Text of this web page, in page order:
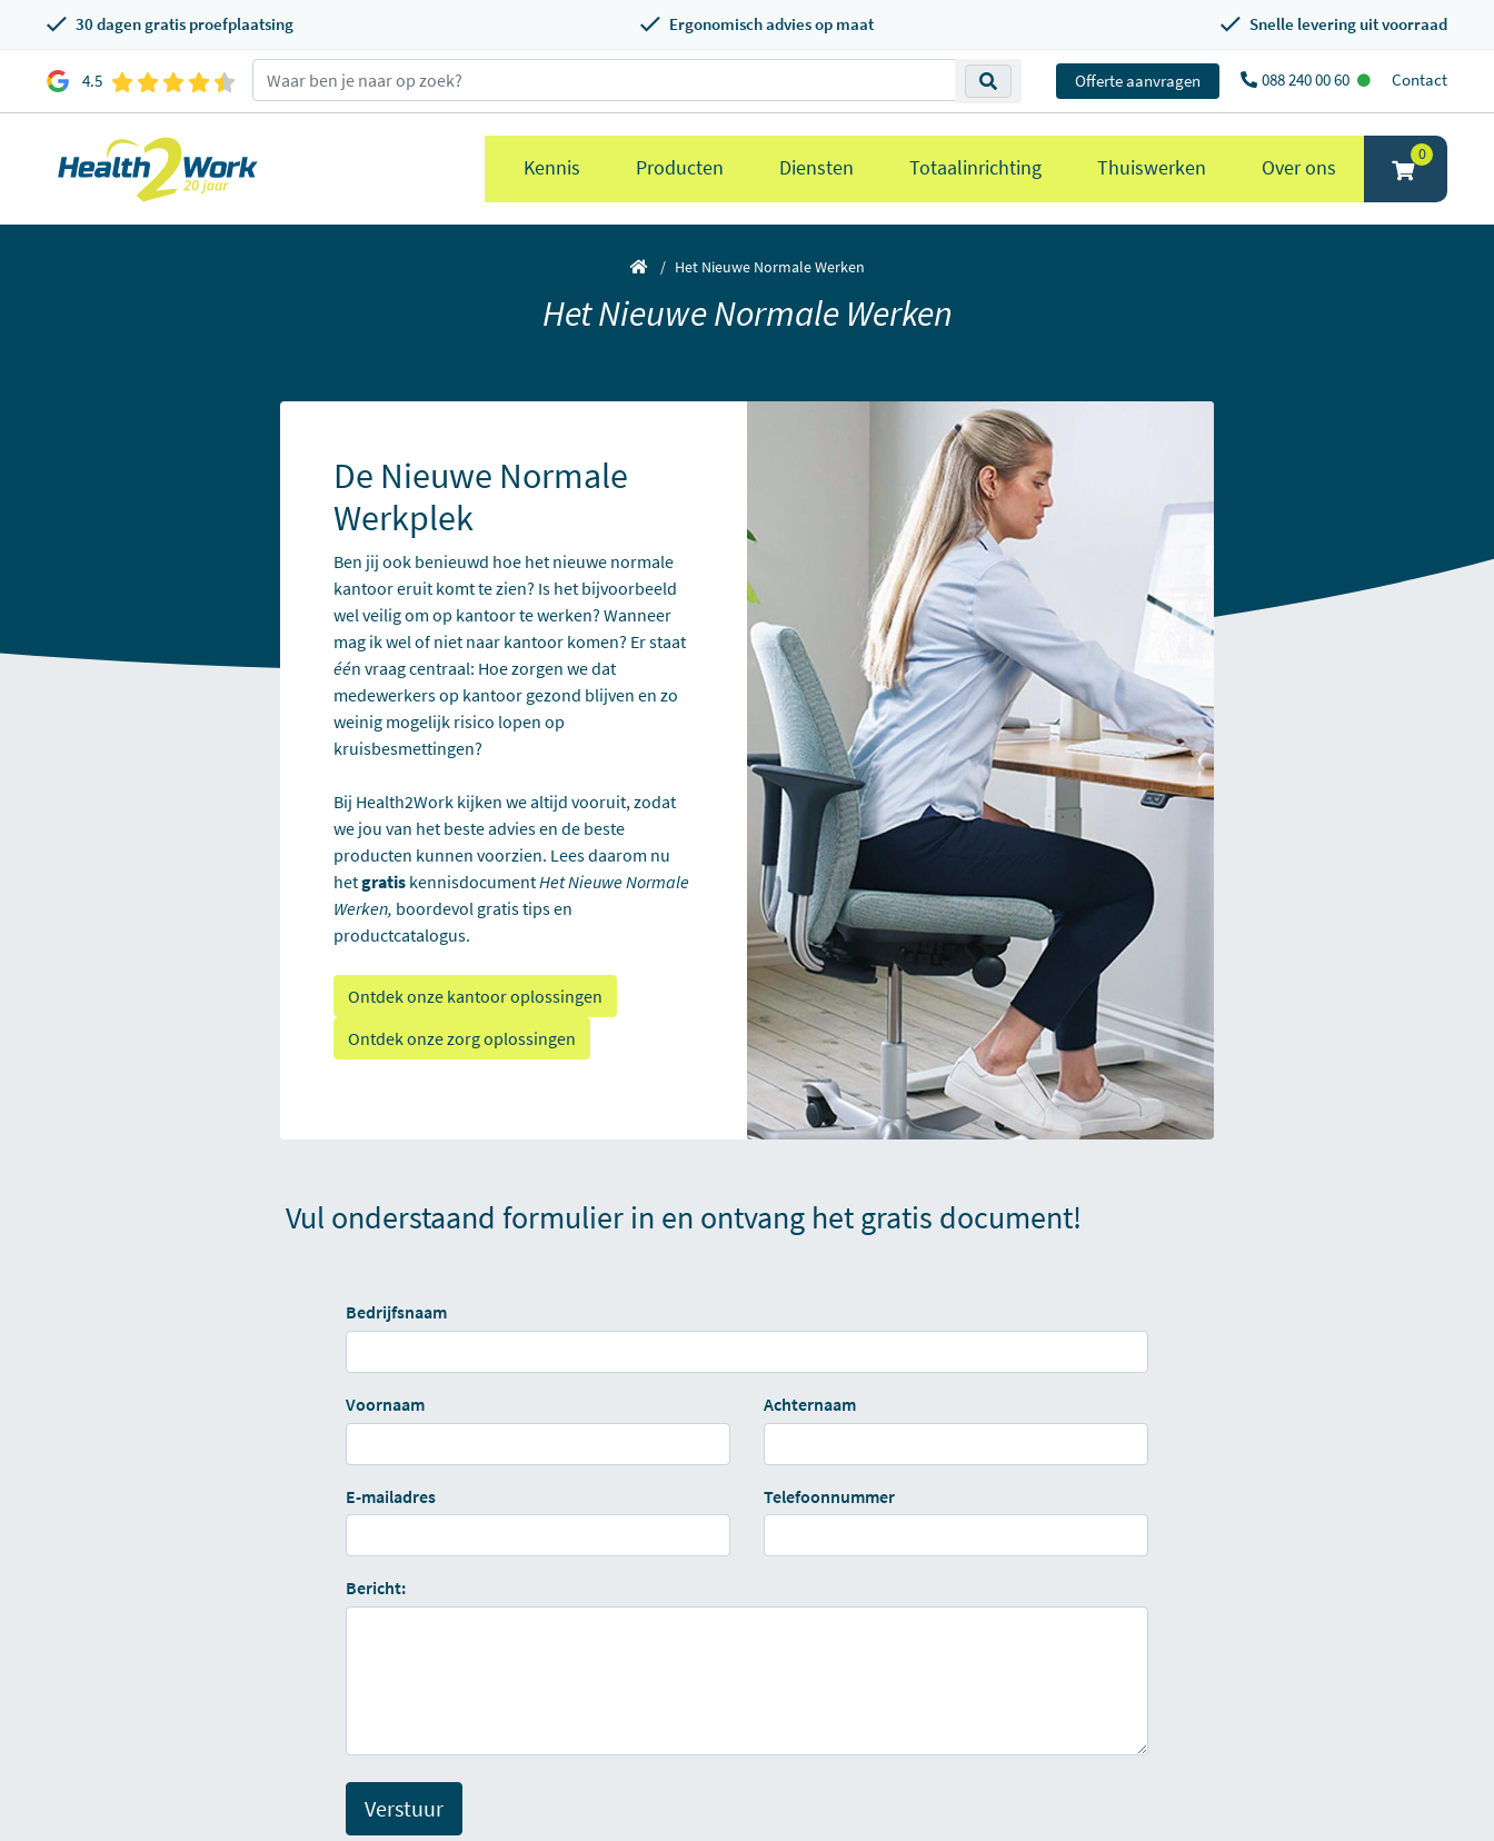
30 dagen gratis proefplaatsing Ergonomisch advies op maat Snelle levering uit voorraad
4.5 Offerte aanvragen 088 240 00 60 Contact
Kennis Producten Diensten Totaalinrichting Thuiswerken Over ons
0
Het Nieuwe Normale Werken
Het Nieuwe Normale Werken
De Nieuwe Normale
Werkplek
Ben jij ook benieuwd hoe het nieuwe normale
kantooreruit komt te zien? Is het bijvoorbeeld
wel veilig om op kantoor te werken? Wanneer
mag ik wel of niet naar kantoor komen? Er staat
één vraag centraal: Hoe zorgen we dat
medewerkers op kantoor gezond blijven en zo
weinig mogelijk risico lopen op
kruisbesmettingen?
Bij Health2Work kijken we altijd vooruit, zodat
we jou van het beste advies en de beste
producten kunnen voorzien. Lees daarom nu
hetgratis kennisdocumentHet Nieuwe Normale
Werken, boordevol gratis tips en
productcatalogus.
Ontdek onze kantoor oplossingen
Ontdek onze zorg oplossingen
Vul onderstaand formulier in en ontvang het gratis document!
Bedrijfsnaam
Voornaam Achternaam
E-mailadres Telefoonnummer
Bericht:
Verstuur